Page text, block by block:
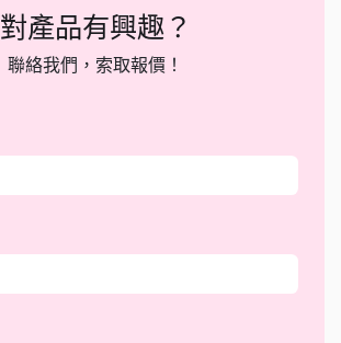
對產品有興趣？
聯絡我們，索取報價！